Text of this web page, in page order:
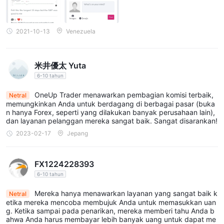
standar industri dan perlindungan kepentingan pengguna.
Analisis Pasar Terbatas dan Wawasan:
mengandalkan informasi pasar komprehensif untuk
pengambilan keputusan yang terinformasi.
Jenis Akun
OneUp Trader menyediakan berbagai jenis akun trading yang
didanai yang disesuaikan dengan tingkat modal yang berbeda.
Akun$25,000dirancang untuk trader dengan modal awal
perdagangan hingga 15 kontrak dan mencapai target
keuntungan sebesar $9,000. Akun ini memiliki trailing
keuntungan pertama sebesar $10,000 gratis. Akun ini
memungkinkan reset saldo tanpa batas, pembagian
2021-10-13 Venezuela
米井優太 Yuta
6-10 tahun
Netral
OneUp Trader menawarkan pembagian komisi terbaik,
memungkinkan Anda untuk berdagang di berbagai pasar (buka
n hanya Forex, seperti yang dilakukan banyak perusahaan lain),
dan layanan pelanggan mereka sangat baik. Sangat disarankan!
2023-02-17 Jepang
FX1224228393
6-10 tahun
Netral
Mereka hanya menawarkan layanan yang sangat baik k
etika mereka mencoba membujuk Anda untuk memasukkan uan
g. Ketika sampai pada penarikan, mereka memberi tahu Anda b
ahwa Anda harus membayar lebih banyak uang untuk dapat me